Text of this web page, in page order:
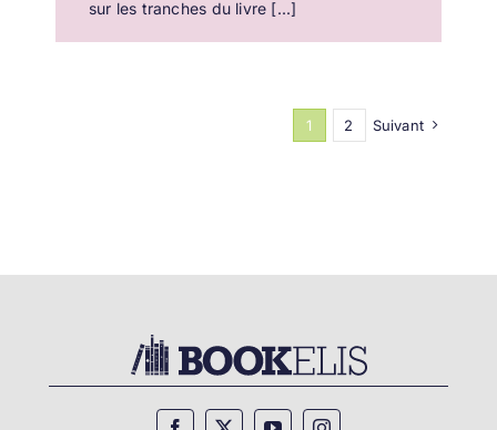
sur les tranches du livre [...]
1 2 Suivant